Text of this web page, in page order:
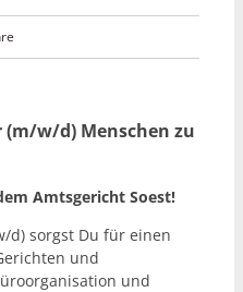
w/d) Menschen zu
Amtsgericht Soest!
d) sorgst Du für einen
und
und